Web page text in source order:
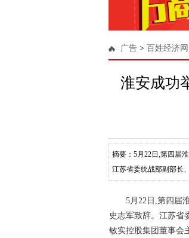
广告 > 百姓经济网
淮安成功
摘要：5月22日,第四届
江苏省委统战部副部长
5月22日,第四届
史志军致辞。江苏省
敏实控股集团董事会